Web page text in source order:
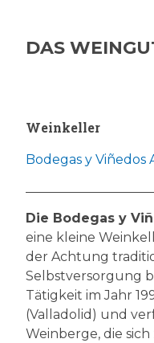
DAS
Weinkeller
Bodegas y Viñedos
Die Bodegas y
eine kleine
der Achtung
Selbstversorgung
Tätigkeit im Jahr
(Valladolid) und
Weinberge, die